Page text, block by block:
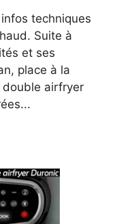
techniques
Suite à
et ses
place à la
airfryer